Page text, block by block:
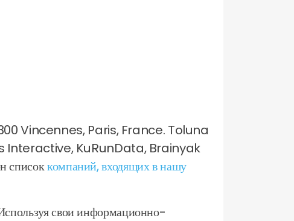
Vincennes, Paris, France. Toluna
Interactive, KuRunData, Brainyak
списоккомпаний, входящих в нашу
свои информационно-